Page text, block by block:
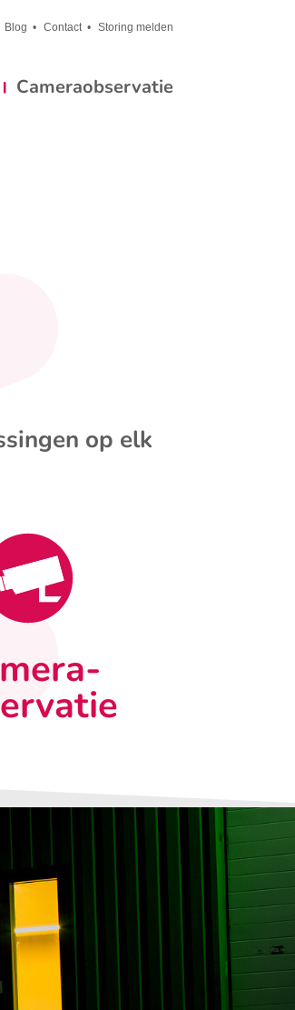
Blog Contact Storing melden
Cameraobservatie
op elk